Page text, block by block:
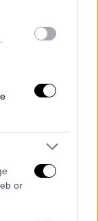
or
θα μας
το κάνετε
Μην το
σας
το θέμα
πίστεως.
τους
Δεν
Μην